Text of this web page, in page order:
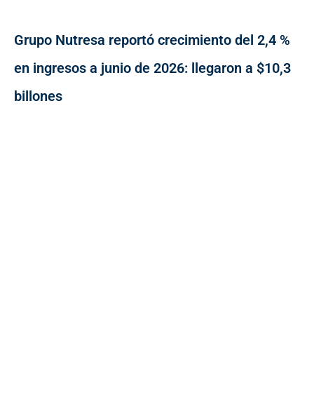
Grupo Nutresa reportó crecimiento del 2,4 %
en ingresos a junio de 2026: llegaron a $10,3
billones